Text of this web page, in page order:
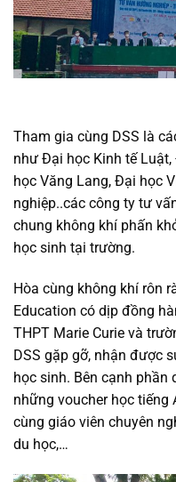
Tham gia cùng DSS là
như Đại học Kinh tế
học Văng Lang, Đại học
nghiệp..các công ty tư
chung không khí phấn
học sinh tại trường.
Hòa cùng không khí rôn
Education có dịp đồng
THPT Marie Curie và
DSS gặp gỡ, nhận được
học sinh. Bên cạnh phần
những voucher học tiếng
cùng giáo viên chuyên
du học,…